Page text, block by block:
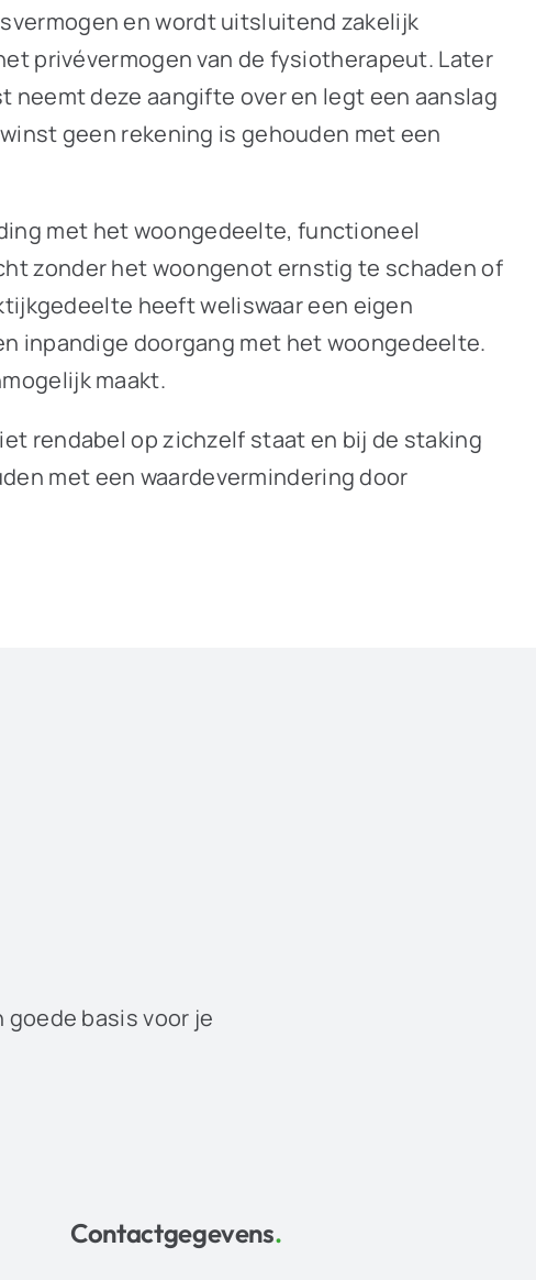
en wordt uitsluitend zakelijk
privévermogen van de fysiotherapeut. Later
deze aangifte over en legt een aanslag
geen rekening is gehouden met een
met het woongedeelte, functioneel
zonder het woongenot ernstig te schaden of
heeft weliswaar een eigen
inpandige doorgang met het woongedeelte.
maakt.
rendabel op zichzelf staat en bij de staking
met een waardevermindering door
goede basis voor je
Contactgegevens.